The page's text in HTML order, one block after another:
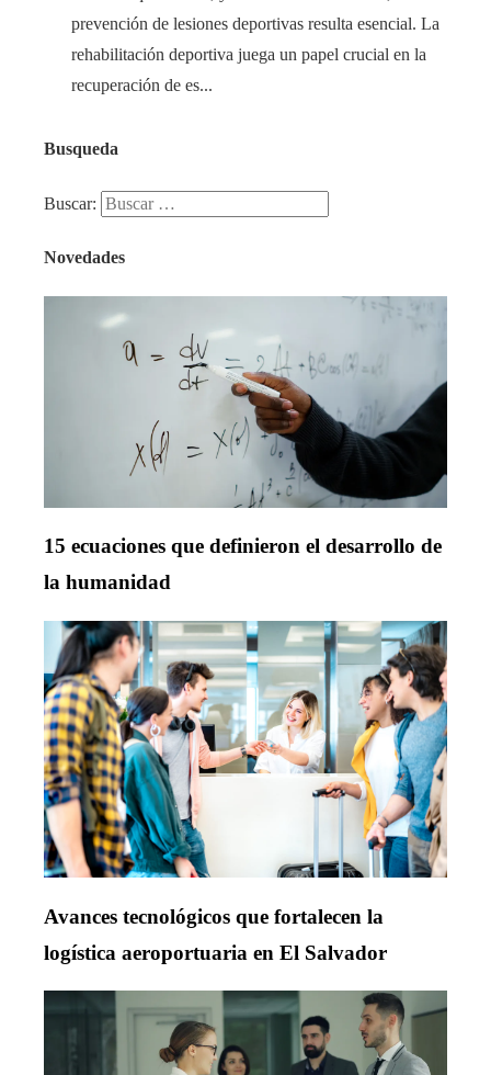
prevención de lesiones deportivas resulta esencial. La
rehabilitación deportiva juega un papel crucial en la
recuperación de es...
Busqueda
Buscar:
Novedades
15 ecuaciones que definieron el desarrollo de
la humanidad
Avances tecnológicos que fortalecen la
logística aeroportuaria en El Salvador